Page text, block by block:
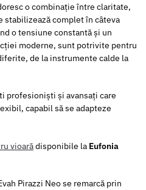
o combinație între claritate,
stabilizează complet în câteva
o tensiune constantă și un
moderne, sunt potrivite pentru
de la instrumente calde la
profesioniști și avansați care
capabil să se adapteze
vioarădisponibile la Eufonia
Pirazzi Neo se remarcă prin